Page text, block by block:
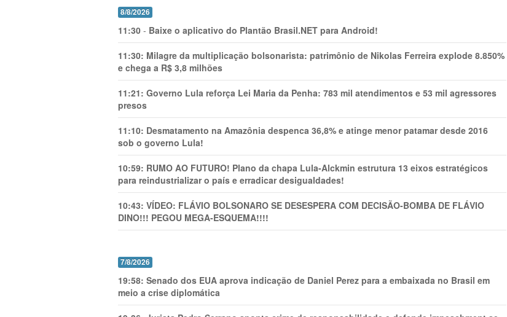
8/8/2026
11:30 - Baixe o aplicativo do Plantão Brasil.NET para Android!
11:30: Milagre da multiplicação bolsonarista: patrimônio de Nikolas Ferreira explode 8.850%
e chega a R$ 3,8 milhões
11:21: Governo Lula reforça Lei Maria da Penha: 783 mil atendimentos e 53 mil agressores
presos
11:10: Desmatamento na Amazônia despenca 36,8% e atinge menor patamar desde 2016
sob o governo Lula!
10:59: RUMO AO FUTURO! Plano da chapa Lula-Alckmin estrutura 13 eixos estratégicos
para reindustrializar o país e erradicar desigualdades!
10:43: VÍDEO: FLÁVIO BOLSONARO SE DESESPERA COM DECISÃO-BOMBA DE FLÁVIO
DINO!!! PEGOU MEGA-ESQUEMA!!!!
7/8/2026
19:58: Senado dos EUA aprova indicação de Daniel Perez para a embaixada no Brasil em
meio a crise diplomática